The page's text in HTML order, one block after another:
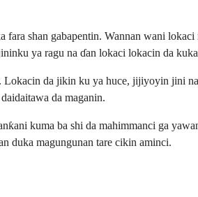
shan gabapentin. Wannan wani
ya ragu na ɗan lokaci lokacin da
da jikin ku ya huce, jijiyoyin jini
da maganin.
kuma ba shi da mahimmanci ga
duka magungunan tare cikin aminci.